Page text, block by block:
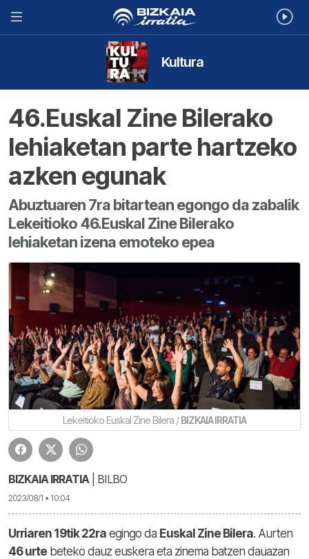
Kultura
46.Euskal Zine Bilerako
lehiaketan parte hartzeko
azken egunak
Abuztuaren 7ra bitartean egongo da zabalik
Lekeitioko 46.Euskal Zine Bilerako
lehiaketan izena emoteko epea
Lekeitioko Euskal Zine Bilera /BIZKAIA IRRATIA
BIZKAIA IRRATIA | BILBO
2023/08/1 • 10:04
Urriaren 19tik 22ra egingo da Euskal Zine Bilera. Aurten
46 urte beteko dauz euskera eta zinema batzen dauazan